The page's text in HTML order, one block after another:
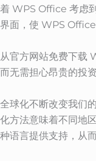
WPS Office 考虑
面，使 WPS
官方网站免费下载
无需担心昂贵的投
球化不断改变我们
方法意味着不同地
语言提供支持，从